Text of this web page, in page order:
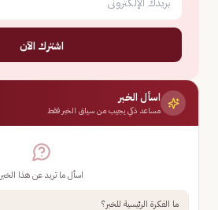
اشترك الآن
اسأل الخبر
مساعد ذكي يجيب من سياق الخبر فقط
اسأل ما تريد عن هذا الخبر
ما الفكرة الرئيسية للخبر؟